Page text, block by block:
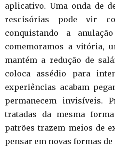
aplicativo. Uma onda de
rescisórias pode vir
conquistando a
comemoramos a vitória,
mantém a redução de
coloca assédio para
experiências acabam
permanecem invisíveis.
tratadas da mesma
patrões trazem meios de
pensar em novas formas